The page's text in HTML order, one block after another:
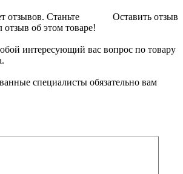
Оставить отзыв
отзывов. Станьте
об этом товаре!
интересующий вас вопрос по товару
специалисты обязательно вам